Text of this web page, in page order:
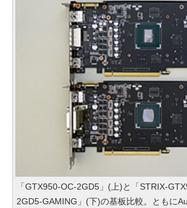
「GTX950-OC-2GD5」(上)と「STRIX-
2GD5-GAMING」(下)の基板比較。ともに